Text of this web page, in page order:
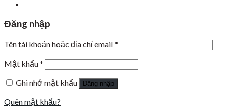
Đăng nhập
Tên tài khoản hoặc địa chỉ email*
Mật khẩu*
Ghi nhớ mật khẩu
Đăng nhập
Quên mật khẩu?